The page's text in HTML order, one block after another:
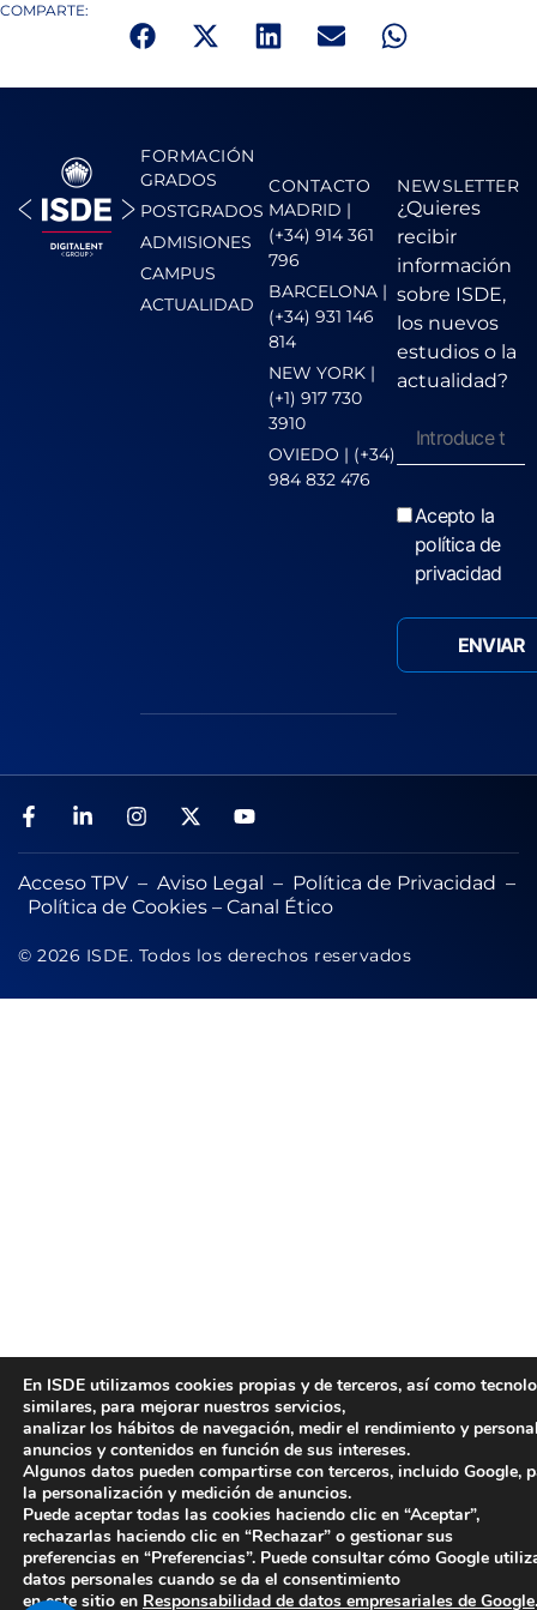
COMPARTE:
FORMACIÓN
GRADOS
POSTGRADOS
ADMISIONES
CAMPUS
ACTUALIDAD
CONTACTO
MADRID |
(+34) 914 361
796
BARCELONA |
(+34) 931 146
814
NEW YORK |
(+1) 917 730
3910
OVIEDO | (+34)
984 832 476
NEWSLETTER
¿Quieres
recibir
información
sobre ISDE,
los nuevos
estudios o la
actualidad?
Acepto la
política de
privacidad
Acceso TPV – Aviso Legal – Política de Privacidad –
Política de Cookies – Canal Ético
© 2026 ISDE. Todos los derechos reservados
En ISDE utilizamos cookies propias y de terceros, así como
similares, para mejorar nuestros servicios,
analizar los hábitos de navegación, medir el rendimiento y
anuncios y contenidos en función de sus intereses.
Algunos datos pueden compartirse con terceros, incluido Google,
la personalización y medición de anuncios.
Puede aceptar todas las cookies haciendo clic en “Aceptar”,
rechazarlas haciendo clic en “Rechazar” o gestionar sus
preferencias en “Preferencias”. Puede consultar cómo Google
datos personales cuando se da el consentimiento
en este sitio en Responsabilidad de datos empresariales de Google.